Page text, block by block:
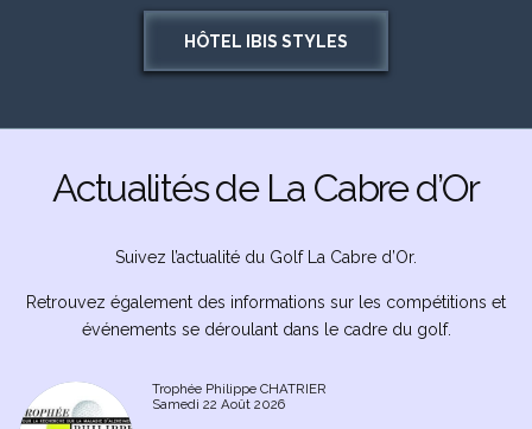
HÔTEL IBIS STYLES
Actualités de La Cabre d’Or
Suivez l’actualité du Golf La Cabre d’Or.
Retrouvez également des informations sur les compétitions et
événements se déroulant dans le cadre du golf.
Trophée Philippe CHATRIER
Samedi 22 Août 2026